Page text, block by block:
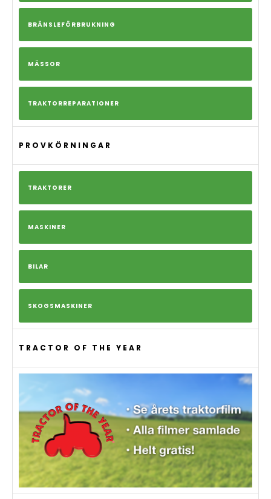
BRÄNSLEFÖRBRUKNING
MÄSSOR
TRAKTORREPARATIONER
PROVKÖRNINGAR
TRAKTORER
MASKINER
BILAR
SKOGSMASKINER
TRACTOR OF THE YEAR